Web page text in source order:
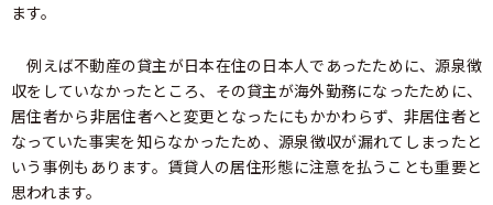
ます。
例えば不動産の貸主が日本在住の日本人であったために、源泉徴
収をしていなかったところ、その貸主が海外勤務になったために、
居住者から非居住者へと変更となったにもかかわらず、非居住者と
なっていた事実を知らなかったため、源泉徴収が漏れてしまったと
いう事例もあります。賃貸人の居住形態に注意を払うことも重要と
思われます。